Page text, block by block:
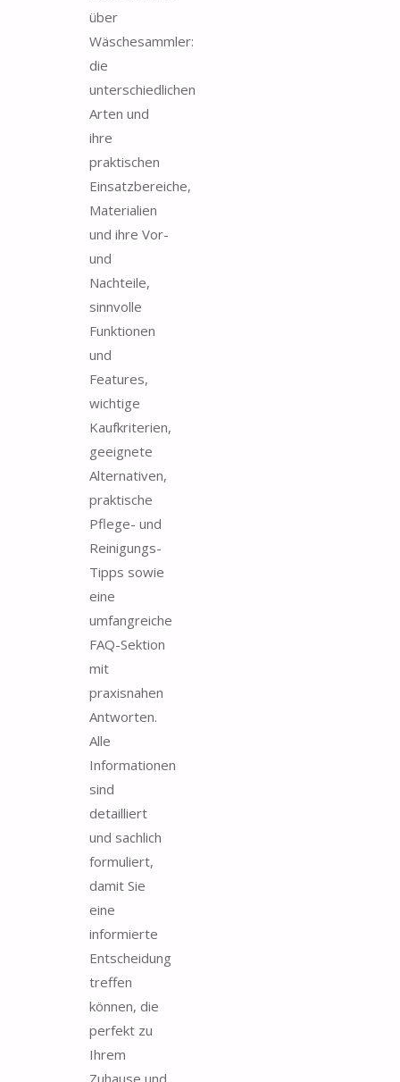
über
Wäschesammler:
die
unterschiedlichen
Arten und
ihre
praktischen
Einsatzbereiche,
Materialien
und ihre Vor-
und
Nachteile,
sinnvolle
Funktionen
und
Features,
wichtige
Kaufkriterien,
geeignete
Alternativen,
praktische
Pflege- und
Reinigungs-
Tipps sowie
eine
umfangreiche
FAQ-Sektion
mit
praxisnahen
Antworten.
Alle
Informationen
sind
detailliert
und sachlich
formuliert,
damit Sie
eine
informierte
Entscheidung
treffen
können, die
perfekt zu
Ihrem
Zuhause und